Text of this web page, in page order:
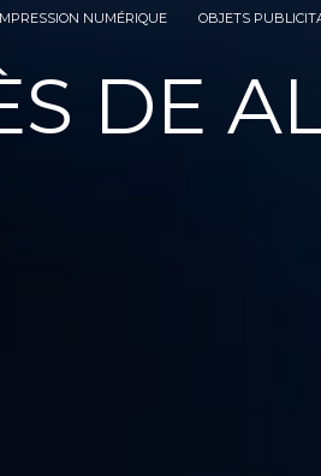
NUMÉRIQUE OBJETS
DE